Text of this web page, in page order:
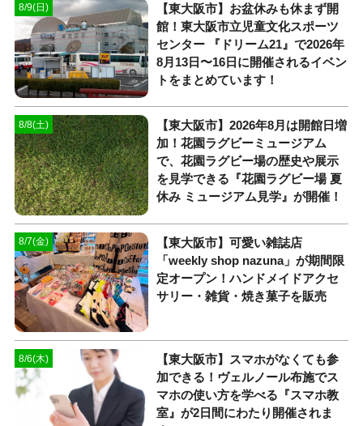
8/9(日)
【東大阪市】お盆休みも休まず開
館！東大阪市立児童文化スポーツ
センター 『ドリーム21』で2026年
8月13日〜16日に開催されるイベン
トをまとめています！
8/8(土)
【東大阪市】2026年8月は開館日増
加！花園ラグビーミュージアム
で、花園ラグビー場の歴史や展示
を見学できる『花園ラグビー場 夏
休み ミュージアム見学』が開催！
8/7(金)
【東大阪市】可愛い雑誌店
「weekly shop nazuna」が期間限
定オープン！ハンドメイドアクセ
サリー・雑貨・焼き菓子を販売
8/6(木)
【東大阪市】スマホがなくても参
加できる！ヴェルノール布施でス
マホの使い方を学べる『スマホ教
室』が2日間にわたり開催されま